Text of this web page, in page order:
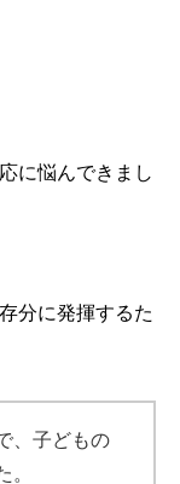
に悩んできまし
分に発揮するた
、子どもの
。